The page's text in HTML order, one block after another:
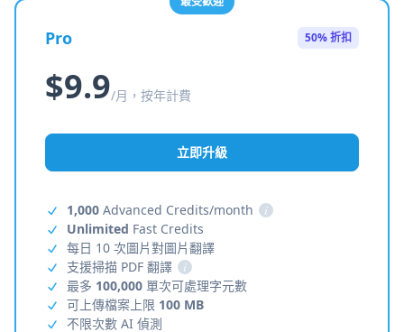
Pro 50% 折扣
$9.9/月，按年計費
立即升級
1,000 Advanced Credits/month
i
Unlimited Fast Credits
每日 10 次圖片對圖片翻譯
支援掃描 PDF 翻譯
i
最多 100,000 單次可處理字元數
可上傳檔案上限 100 MB
不限次數 AI 偵測